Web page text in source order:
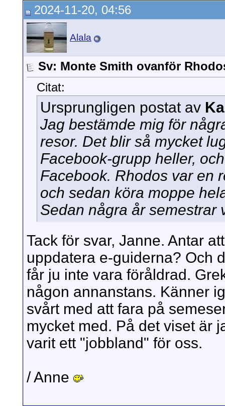
2024-11-20, 04:56
Alala
Sv: Monte Smith ovanför
Citat:
Ursprungligen postat av
Jag bestämde mig för
resor. Det blir så mycket
Facebook-grupp heller,
Facebook. Rhodos var en
och sedan köra moppe
Sedan några år
Tack för svar, Janne. Antar
uppdatera e-guiderna? Och
får ju inte vara föråldrad.
någon annanstans. Känner
svårt med att fara på
mycket med. På det viset är
varit ett "jobbland" för oss.
/ Anne